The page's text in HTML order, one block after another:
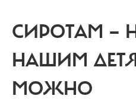
СИРОТАМ —
НАШИМ
МОЖНО